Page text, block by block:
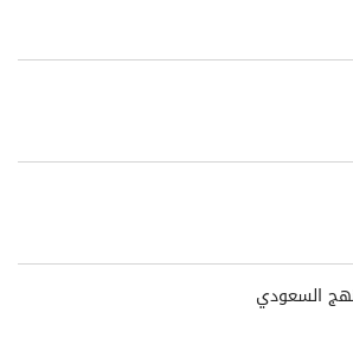
السعودي